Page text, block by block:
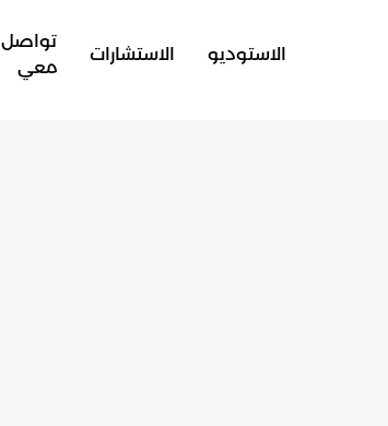
الاستوديو الاستشارات
تواصل
معي